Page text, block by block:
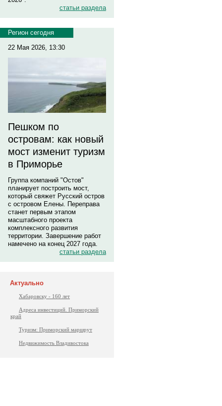
статьи раздела
Регион сегодня
22 Мая 2026, 13:30
Пешком по
островам: как новый
мост изменит туризм
в Приморье
Группа компаний "Остов"
планирует построить мост,
который свяжет Русский остров
с островом Елены. Переправа
станет первым этапом
масштабного проекта
комплексного развития
территории. Завершение работ
намечено на конец 2027 года.
статьи раздела
Актуально
Хабаровску - 160 лет
Адреса инвестиций. Приморский
край
Туризм: Приморский маршрут
Недвижимость Владивостока